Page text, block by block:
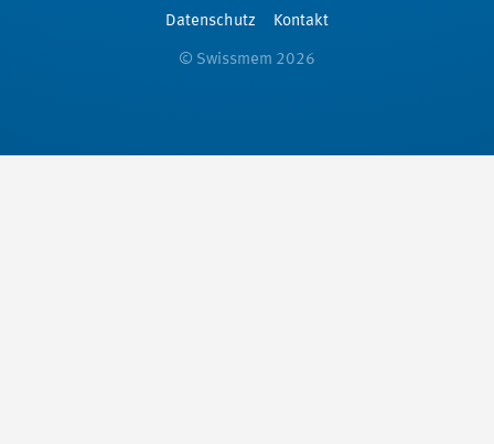
Datenschutz Kontakt
© Swissmem 2026